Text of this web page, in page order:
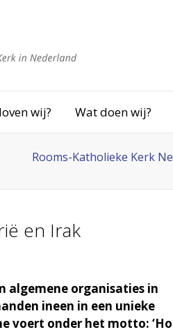
wij? Wat doen wij?
Rooms-Katholieke Kerk
en Irak
algemene organisaties in
ineen in een unieke
voert onder het motto: